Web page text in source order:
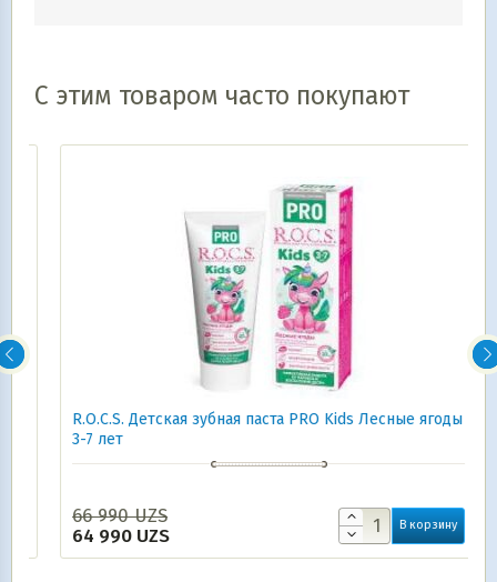
С этим товаром часто покупают
R.O.C.S. Детская зубная паста PRO Kids Лесные ягоды
3-7 лет
66 990UZS
64 990UZS В корзину